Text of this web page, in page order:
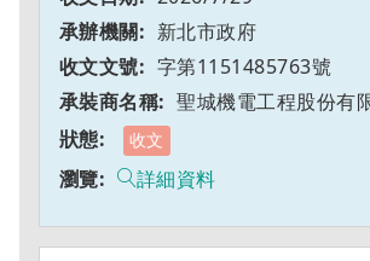
新北市政府
字第1151485763號
聖城機電工程股份有
收文
詳細資料